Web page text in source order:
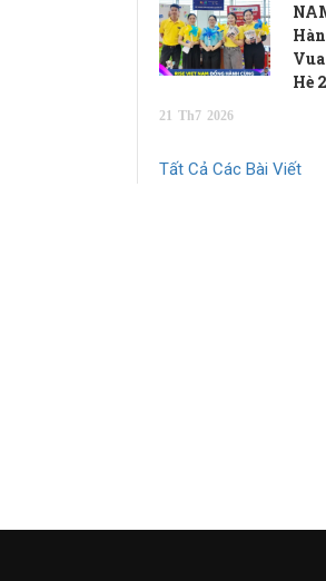
Hè
21 Th7 2026
Tất Cả Các Bài Viết